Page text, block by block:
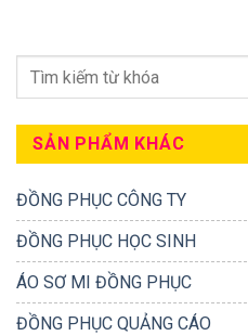
SẢN PHẨM KHÁC
ĐỒNG PHỤC CÔNG TY
ĐỒNG PHỤC HỌC SINH
ÁO SƠ MI ĐỒNG PHỤC
ĐỒNG PHỤC QUẢNG CÁO